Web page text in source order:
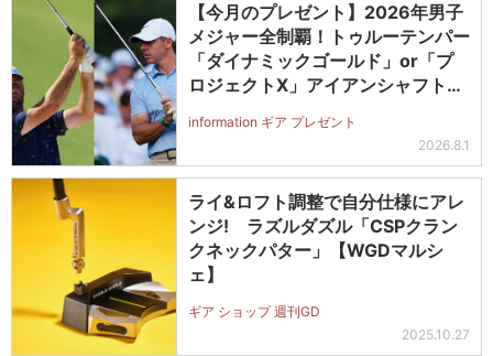
【今月のプレゼント】2026年男子
メジャー全制覇！トゥルーテンパー
「ダイナミックゴールド」or「プ
ロジェクトX」アイアンシャフト
ットを抽選で2名に！
information ギア プレゼント
2026.8.1
ライ&ロフト調整で自分仕様にアレ
ンジ! ラズルダズル「CSPクラン
クネックパター」【WGDマルシ
ェ】
ギア ショップ 週刊GD
2025.10.27